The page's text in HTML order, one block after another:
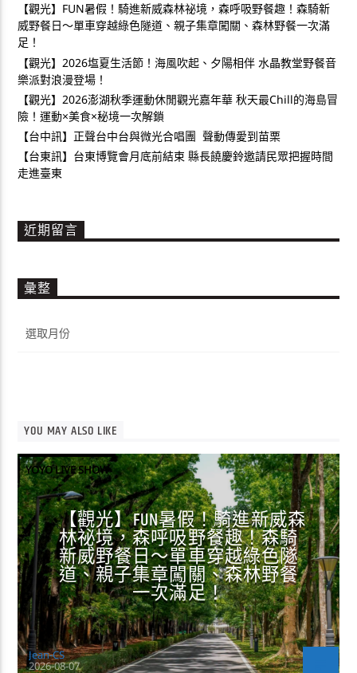
【觀光】FUN暑假！騎進新威森林祕境，森呼吸野餐趣！森騎新
威野餐日～單車穿越綠色隧道、親子集章闖關、森林野餐一次滿
足！
【觀光】2026塩夏生活節！海風吹起、夕陽相伴 水晶教堂野餐音
樂派對浪漫登場！
【觀光】2026澎湖秋季運動休閒觀光嘉年華 秋天最Chill的海島冒
險！運動×美食×秘境一次解鎖
【台中訊】正聲台中台與微光合唱團 聲動傳愛到苗栗
【台東訊】台東博覽會月底前結束 縣長饒慶鈴邀請民眾把握時間
走進臺東
近期留言
彙整
整
YOU MAY ALSO LIKE
YOYO LIVE SHOW
【觀光】FUN暑假！騎進新威森
林祕境，森呼吸野餐趣！森騎
新威野餐日～單車穿越綠色隧
道、親子集章闖關、森林野餐
一次滿足！
Jean-CS
2026-08-07